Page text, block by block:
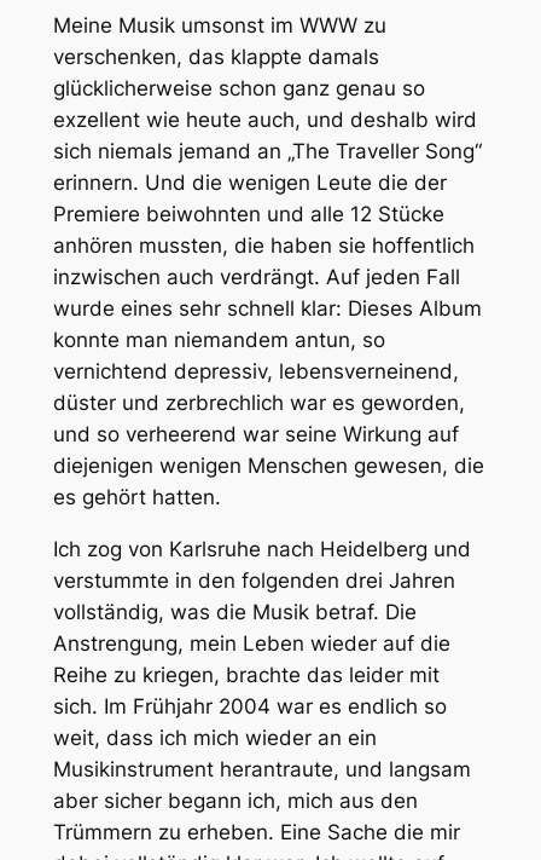
Meine Musik umsonst im WWW zu
verschenken, das klappte damals
glücklicherweise schon ganz genau so
exzellent wie heute auch, und deshalb wird
sich niemals jemand an „The Traveller Song“
erinnern. Und die wenigen Leute die der
Premiere beiwohnten und alle 12 Stücke
anhören mussten, die haben sie hoffentlich
inzwischen auch verdrängt. Auf jeden Fall
wurde eines sehr schnell klar: Dieses Album
konnte man niemandem antun, so
vernichtend depressiv, lebensverneinend,
düster und zerbrechlich war es geworden,
und so verheerend war seine Wirkung auf
diejenigen wenigen Menschen gewesen, die
es gehört hatten.
Ich zog von Karlsruhe nach Heidelberg und
verstummte in den folgenden drei Jahren
vollständig, was die Musik betraf. Die
Anstrengung, mein Leben wieder auf die
Reihe zu kriegen, brachte das leider mit
sich. Im Frühjahr 2004 war es endlich so
weit, dass ich mich wieder an ein
Musikinstrument herantraute, und langsam
aber sicher begann ich, mich aus den
Trümmern zu erheben. Eine Sache die mir